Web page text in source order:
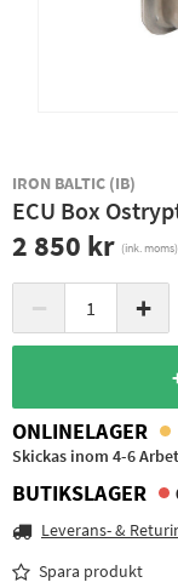
IRON BALTIC (IB)
ECU Box
2 850 kr (ink. moms)
− +
ONLINELAGER
Skickas inom 4-6
BUTIKSLAGER
Leverans- &
Spara produkt